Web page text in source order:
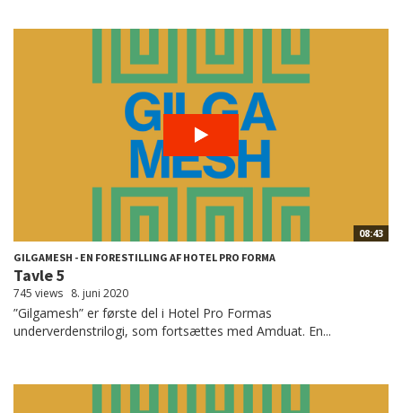
08:43
GILGAMESH - EN FORESTILLING AF HOTEL PRO FORMA
Tavle 5
745 views 8. juni 2020
”Gilgamesh” er første del i Hotel Pro Formas
underverdenstrilogi, som fortsættes med Amduat. En...